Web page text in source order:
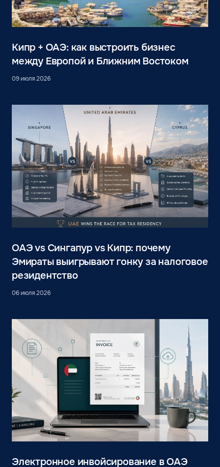
Кипр + ОАЭ: как выстроить бизнес
между Европой и Ближним Востоком
09 июля 2026
ОАЭ vs Сингапур vs Кипр: почему
Эмираты выигрывают гонку за налоговое
резидентство
06 июля 2026
Электронное инвойсирование в ОАЭ